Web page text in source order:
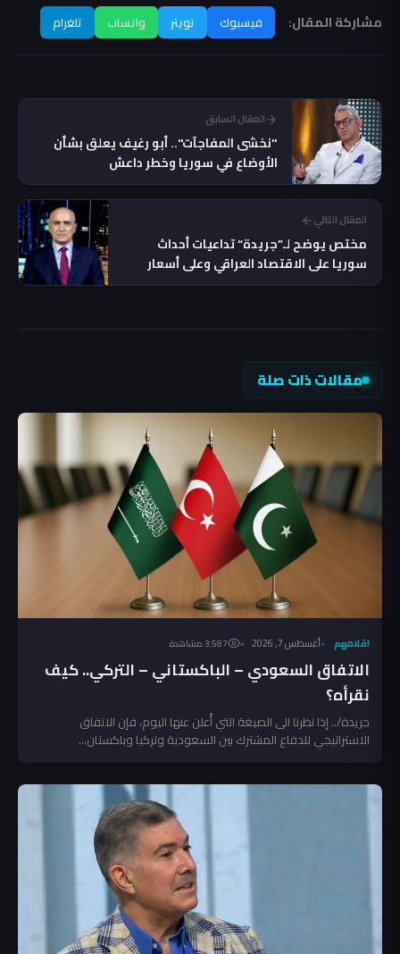
مشاركة المقال: فيسبوك تويتر واتساب تلغرام
المقال السابق
"نخشى المفاجآت".. أبو رغيف يعلق بشأن
الأوضاع في سوريا وخطر داعش
المقال التالي
مختص يوضح لـ”جريدة“ تداعيات أحداث
سوريا على الاقتصاد العراقي وعلى أسعار
الطاقة
مقالات ذات صلة
اقلامهم أغسطس 7, 2026 3٬587 مشاهدة
الاتفاق السعودي – الباكستاني – التركي.. كيف
نقرأه؟
جريدة/.. إذا نظرنا الى الصيغة التي أُعلن عنها اليوم، فإن الاتفاق
الاستراتيجي للدفاع المشترك بين السعودية وتركيا وباكستان...